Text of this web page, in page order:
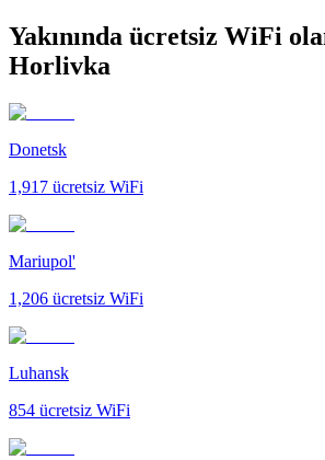
Yakınında ücretsiz WiFi
Horlivka
Donetsk
1,917 ücretsiz WiFi
Mariupol'
1,206 ücretsiz WiFi
Luhansk
854 ücretsiz WiFi